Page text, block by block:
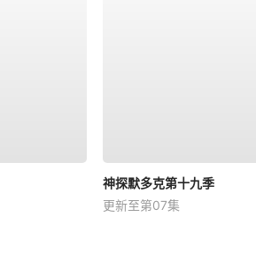
神探默多克第十九季
更新至第07集